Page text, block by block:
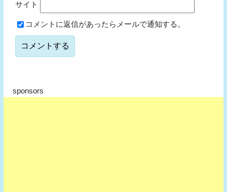
サイト
コメントに返信があったらメールで通知する。
sponsors